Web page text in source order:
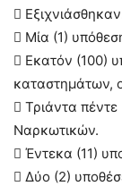

 Μία (1)
 Εκατόν (100)
καταστημάτων,
 Τριάντα
Ναρκωτικών.
 Έντεκα (11)
 Δύο (2)